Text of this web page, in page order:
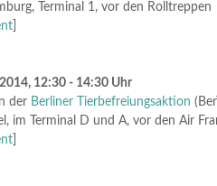
Terminal 1, vor den Rolltreppen
]
12:30 - 14:30 Uhr
der Berliner Tierbefreiungsaktion
im Terminal D und A, vor den Air
]